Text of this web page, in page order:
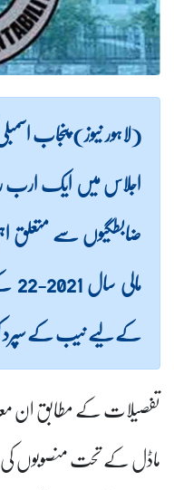
(لاہور نیوز) پنجاب
اجلاس میں ایک ارب
ضابطگیوں سے متعلق
کے لیے نیب کے سپرد
تفصیلات کے مطابق ان